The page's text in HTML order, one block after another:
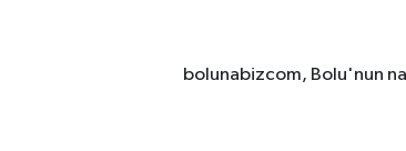
bolunabizcom, Bolu'nun